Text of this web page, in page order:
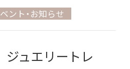
ント・お知らせ
ュエリートレ